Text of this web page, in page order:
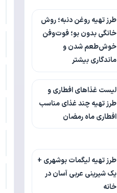
طرز تهیه روغن دنبه؛ روش
خانگی بدون بو؛ فوت‌وفن
خوش‌طعم شدن و
ماندگاری بیشتر
لیست غذاهای افطاری و
طرز تهیه چند غذای مناسب
افطاری ماه رمضان
طرز تهیه لیگمات بوشهری +
یک شیرینی عربی آسان در
خانه